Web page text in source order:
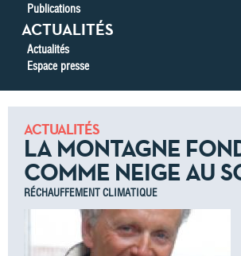
Publications
ACTUALITÉS
Actualités
Espace presse
ACTUALITÉS
LA MONTAGNE
COMME NEIGE AU
RÉCHAUFFEMENT CLIMATIQUE